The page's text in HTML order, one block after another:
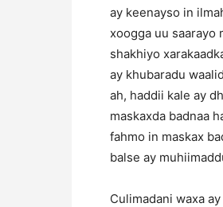
ay keenayso in
xoogga uu saarayo
shakhiyo
ay khubaradu
ah, haddii kale ay
maskaxda badnaa
fahmo in maskax
balse ay
Culimadani waxa